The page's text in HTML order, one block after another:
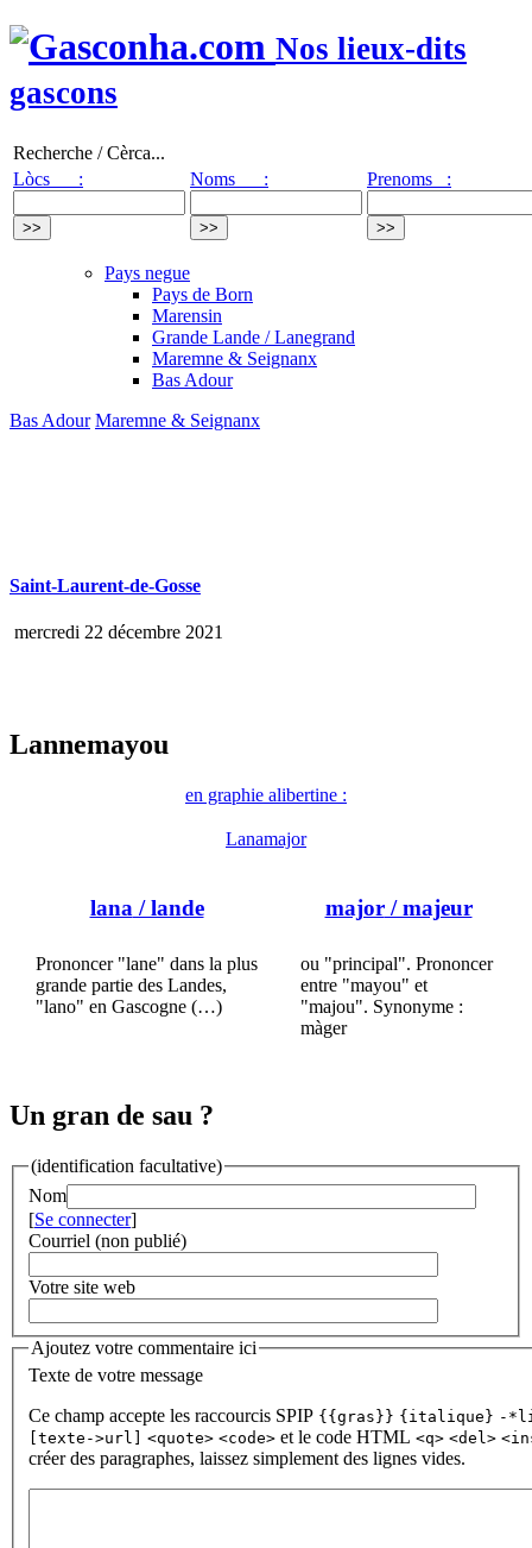
Nos lieux-dits
gascons
Recherche / Cèrca...
Lòcs :
Noms : Prenoms :
Pays negue
Pays de Born
Marensin
Grande Lande / Lanegrand
Maremne & Seignanx
Bas Adour
Bas Adour Maremne & Seignanx
Saint-Laurent-de-Gosse
mercredi 22 décembre 2021
Lannemayou
en graphie alibertine :
Lanamajor
lana / lande
Prononcer "lane" dans la plus
grande partie des Landes,
"lano" en Gascogne (…)
major/ majeur
ou "principal". Prononcer
entre "mayou" et
"majou". Synonyme :
màger
Un gran de sau ?
(identification facultative)
Nom
[Se connecter]
Courriel (non publié)
Votre site web
Ajoutez votre commentaire ici
Texte de votre message
Ce champ accepte les raccourcis SPIP {{gras}} {italique} -
[texte->url]
<quote> <code> et le code HTML <q> <del>
créer des paragraphes, laissez simplement des lignes vides.